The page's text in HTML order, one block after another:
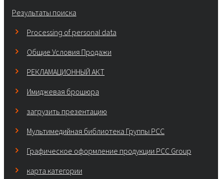
Результаты поиска
Processing of personal data
Общие Условия Продажи
РЕКЛАМАЦИОННЫЙ АКТ
Имиджевая брошюра
загрузить презентацию
Мультимедийная библиотека Группы РСС
Графическое оформление продукции PCC Group
карта категории